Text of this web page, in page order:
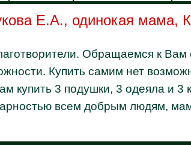
Е.А., одинокая мама,
Обращаемся к
Купить самим нет
купить 3 подушки, 3 одеяла и
всем добрым людям,